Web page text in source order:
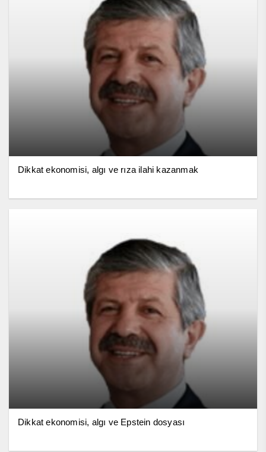
Dikkat ekonomisi, algı ve rıza ilahi kazanmak
Dikkat ekonomisi, algı ve Epstein dosyası